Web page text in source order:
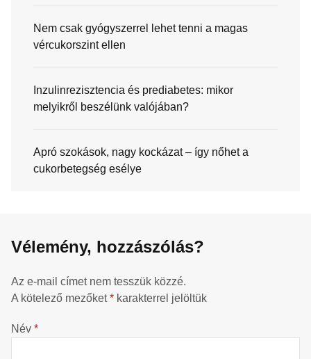
Nem csak gyógyszerrel lehet tenni a magas
vércukorszint ellen
Inzulinrezisztencia és prediabetes: mikor
melyikről beszélünk valójában?
Apró szokások, nagy kockázat – így nőhet a
cukorbetegség esélye
Vélemény, hozzászólás?
Az e-mail címet nem tesszük közzé.
A kötelező mezőket* karakterrel jelöltük
Név *